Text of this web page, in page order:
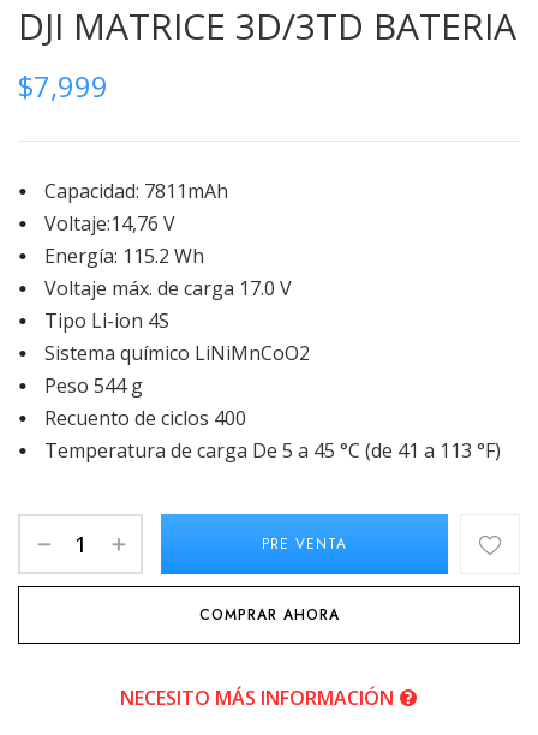
DJI MATRICE 3D/3TD BATERIA
$7,999
Capacidad: 7811mAh
Voltaje:14,76 V
Energía: 115.2 Wh
Voltaje máx. de carga 17.0 V
Tipo Li-ion 4S
Sistema químico LiNiMnCoO2
Peso 544 g
Recuento de ciclos 400
Temperatura de carga De 5 a 45 °C (de 41 a 113 °F)
PRE VENTA
COMPRAR AHORA
NECESITO MÁS INFORMACIÓN